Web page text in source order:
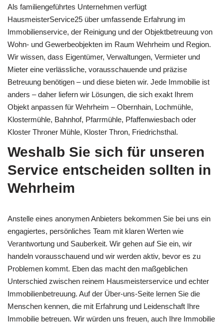
Als familiengeführtes Unternehmen verfügt
HausmeisterService25 über umfassende Erfahrung im
Immobilienservice, der Reinigung und der Objektbetreuung von
Wohn- und Gewerbeobjekten im Raum Wehrheim und Region.
Wir wissen, dass Eigentümer, Verwaltungen, Vermieter und
Mieter eine verlässliche, vorausschauende und präzise
Betreuung benötigen – und diese bieten wir. Jede Immobilie ist
anders – daher liefern wir Lösungen, die sich exakt Ihrem
Objekt anpassen für Wehrheim – Obernhain, Lochmühle,
Klostermühle, Bahnhof, Pfarrmühle, Pfaffenwiesbach oder
Kloster Throner Mühle, Kloster Thron, Friedrichsthal.
Weshalb Sie sich für unseren
Service entscheiden sollten in
Wehrheim
Anstelle eines anonymen Anbieters bekommen Sie bei uns ein
engagiertes, persönliches Team mit klaren Werten wie
Verantwortung und Sauberkeit. Wir gehen auf Sie ein, wir
handeln vorausschauend und wir werden aktiv, bevor es zu
Problemen kommt. Eben das macht den maßgeblichen
Unterschied zwischen reinem Hausmeisterservice und echter
Immobilienbetreuung. Auf der Über-uns-Seite lernen Sie die
Menschen kennen, die mit Erfahrung und Leidenschaft Ihre
Immobilie betreuen. Wir würden uns freuen, auch Ihre Immobilie